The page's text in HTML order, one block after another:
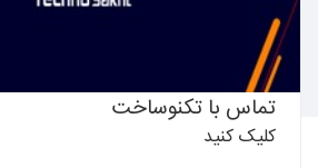
کمترین زمان و با بهترین کیفیت خالق
تکنوساخت امید دارد با بهره گیری از
همچنین به کارگیری نظرات و
ساختمان در کنار مشارکت مردمی گامی
و ساز در همجواری تکنولوژی های نوین
تماس با تکنوساخت
کلیک کنید